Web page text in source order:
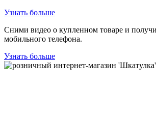
Узнать больше
Сними видео о купленном товаре и
мобильного телефона.
Узнать больше